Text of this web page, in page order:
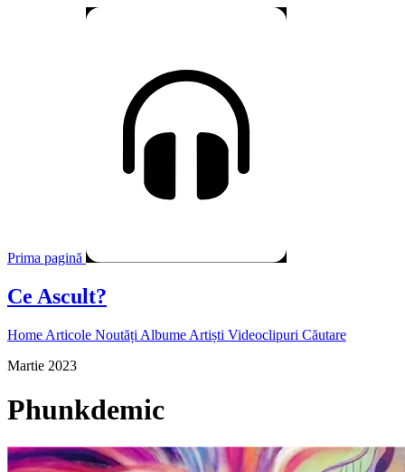
Prima pagină
Ce Ascult?
Home Articole Noutăți Albume Artiști Videoclipuri Căutare
Martie 2023
Phunkdemic
Pagina externă